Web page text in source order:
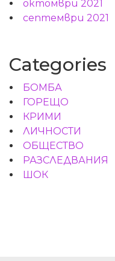
октомври 2021
септември 2021
Categories
БОМБА
ГОРЕЩО
КРИМИ
ЛИЧНОСТИ
ОБЩЕСТВО
РАЗСЛЕДВАНИЯ
ШОК